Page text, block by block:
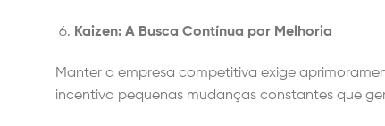
Kaizen: A Busca Contínua por Melhoria
Manter a empresa competitiva exige
incentiva pequenas mudanças constantes que